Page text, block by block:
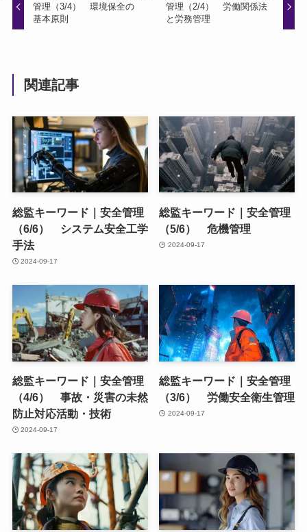
管理（3/4） 環境保全の
基本原則
管理（2/4） 労働関係法
と労務管理
関連記事
総監キーワード｜安全管理
（6/6） システム安全工学
手法
2024-09-17
総監キーワード｜安全管理
（5/6） 危機管理
2024-09-17
総監キーワード｜安全管理
（4/6） 事故・災害の未然
防止対応活動・技術
2024-09-17
総監キーワード｜安全管理
（3/6） 労働安全衛生管理
2024-09-17